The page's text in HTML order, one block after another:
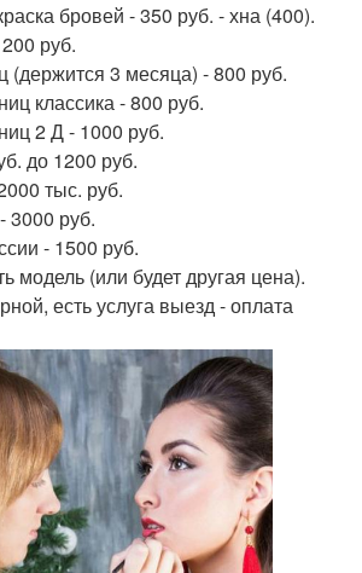
бровей - 350 руб. - хна (400).
руб.
(держится 3 месяца) - 800 руб.
классика - 800 руб.
2 Д - 1000 руб.
до 1200 руб.
тыс. руб.
3000 руб.
- 1500 руб.
модель (или будет другая цена).
есть услуга выезд - оплата